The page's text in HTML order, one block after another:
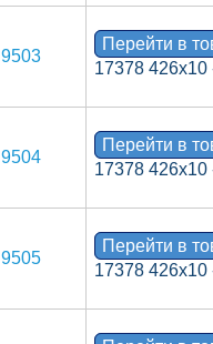
9503
Перейти в
17378 426х10
9504
Перейти в
17378 426х10
9505
Перейти в
17378 426х10